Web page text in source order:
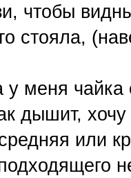
чтобы
стояла,
меня чайка
дышит,
или